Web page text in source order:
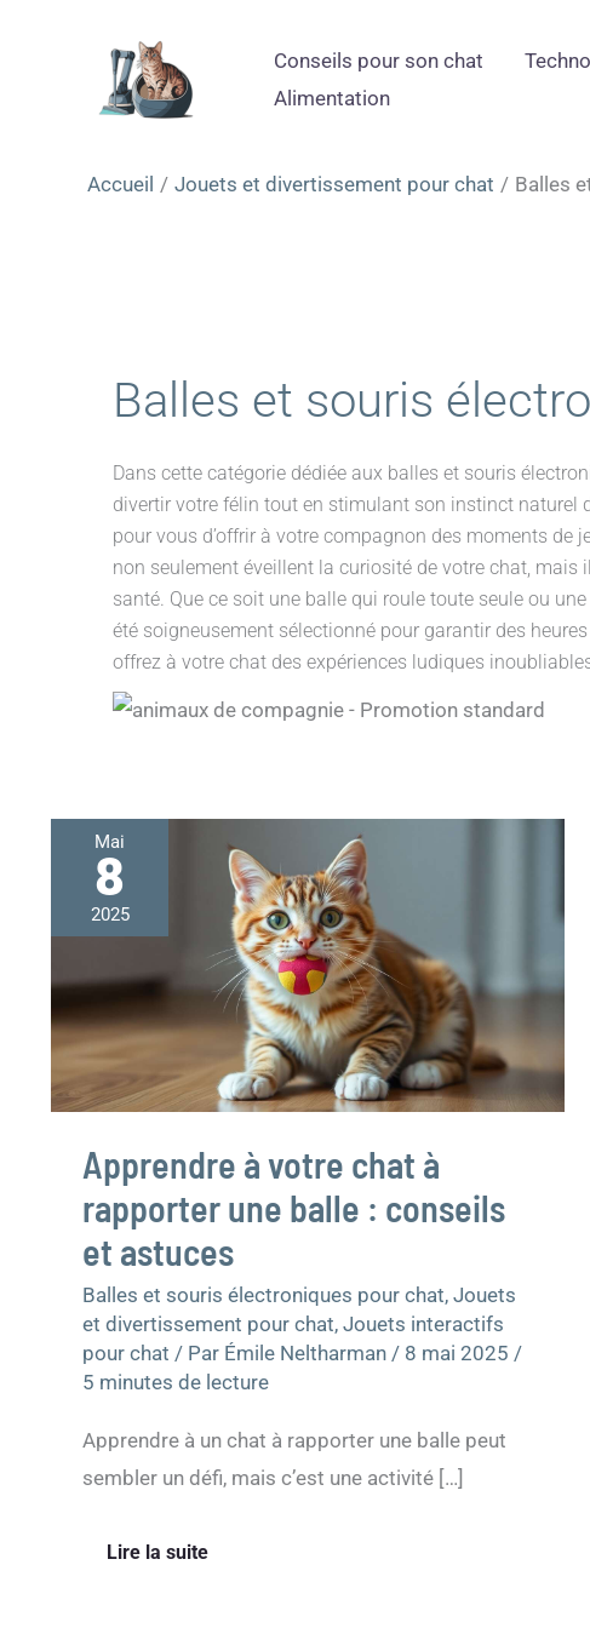
Conseils pour son chat
Alimentation
Accueil Jouets et divertissement pour chat Balles
Balles et souris
Dans cette catégorie dédiée aux balles et souris
divertir votre félin tout en stimulant son instinct naturel
pour vous d’offrir à votre compagnon des moments
non seulement éveillent la curiosité de votre chat, mais
santé. Que ce soit une balle qui roule toute seule ou
été soigneusement sélectionné pour garantir des
offrez à votre chat des expériences ludiques
Mai
8
2025
Apprendre à votre chat à
rapporter une balle : conseils
et astuces
Balles et souris électroniques pour chat, Jouets
et divertissement pour chat, Jouets interactifs
pour chat / Par Émile Neltharman / 8 mai 2025 /
5 minutes de lecture
Apprendre à un chat à rapporter une balle peut
sembler un défi, mais c’est une activité […]
Apprendre
à
votre
chat
rapporter
une
:
conseils
astuces
Lire la suite